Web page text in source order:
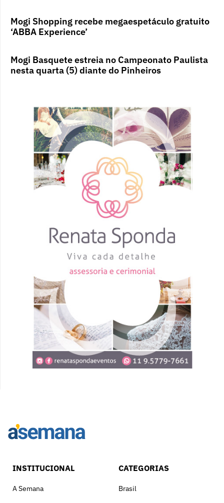
Mogi Shopping recebe megaespetáculo gratuito
‘ABBA Experience’
Mogi Basquete estreia no Campeonato Paulista
nesta quarta (5) diante do Pinheiros
INSTITUCIONAL
A Semana
CATEGORIAS
Brasil